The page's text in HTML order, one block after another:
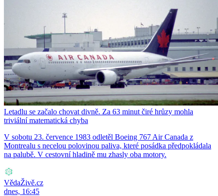
Letadlu se začalo chovat divně. Za 63 minut čiré hrůzy mohla
triviální matematická chyba
V sobotu 23. července 1983 odletěl Boeing 767 Air Canada z
Montrealu s necelou polovinou paliva, které posádka předpokládala
na palubě. V cestovní hladině mu zhasly oba motory.
VědaŽivě.cz
dnes, 16:45